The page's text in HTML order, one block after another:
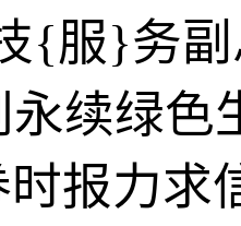
{服}务
永续绿色
报力求